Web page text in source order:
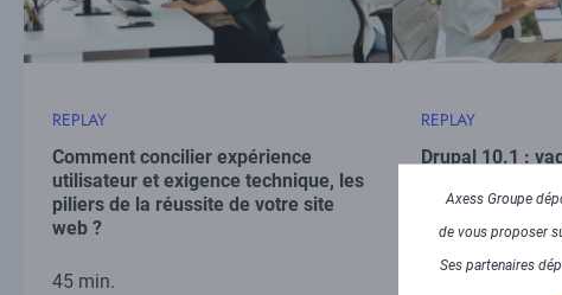
REPLAY
Comment concilier expérience
utilisateur et exigence technique, les
piliers de la réussite de votre site
web ?
45 min.
REPLAY
Drupal 10.1 :
Axess Groupe
de vous proposer
Ses partenaires